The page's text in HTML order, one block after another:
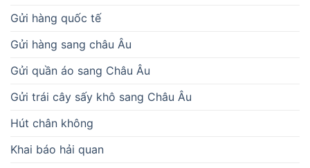
Gửi hàng quốc tế
Gửi hàng sang châu Âu
Gửi quần áo sang Châu Âu
Gửi trái cây sấy khô sang Châu Âu
Hút chân không
Khai báo hải quan